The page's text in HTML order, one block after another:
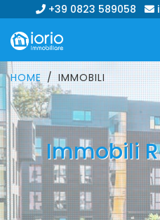
+39 0823 589058
HOME IMMOBILI
Immobili